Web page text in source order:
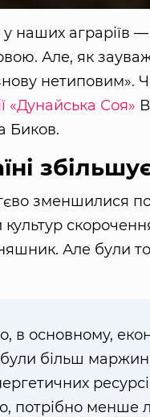
у наших
Але, як
нетиповим».
«Дунайська Соя»
Биков.
зменшилися
Але були
в основному,
були більш
потрібно менше